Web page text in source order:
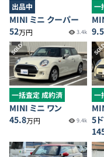
出品中
MINI ミニ クーパー
52万円 3.4k
一
9.5
SOLD
一括査定 成約済
MINI ミニ ワン
45.8万円 9.4k
一
5